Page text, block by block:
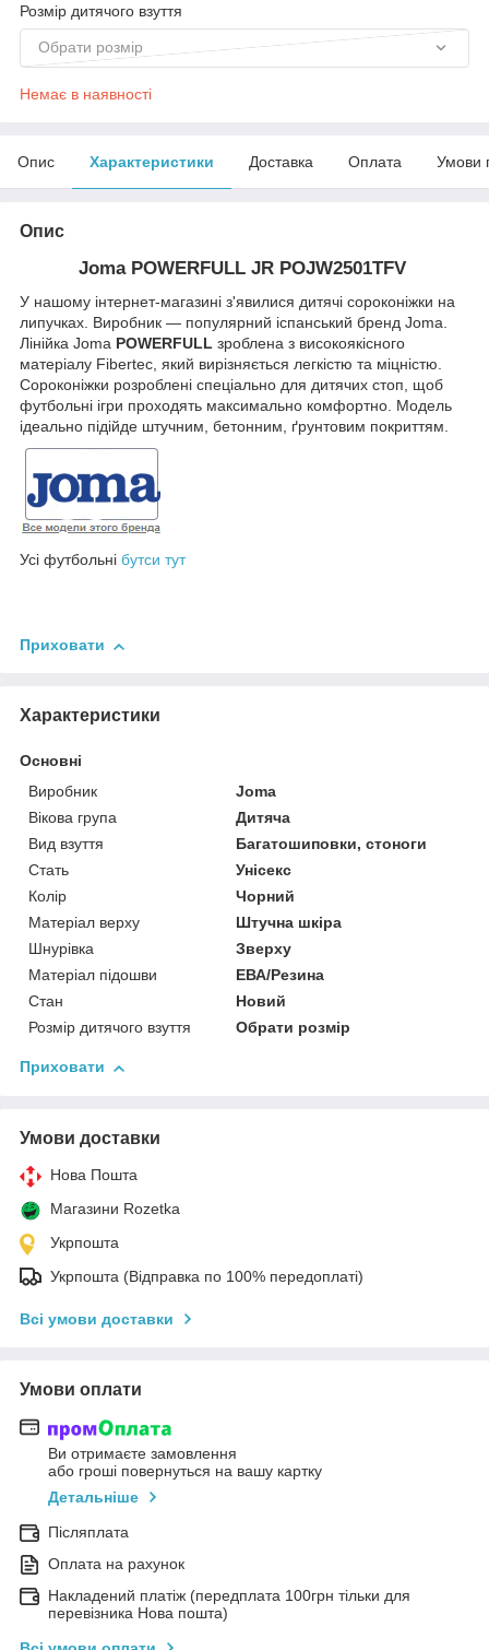
Розмір дитячого взуття
Обрати розмір
Немає в наявності
Опис Характеристики Доставка Оплата Умови
Опис
Joma POWERFULL JR POJW2501TFV
У нашому інтернет-магазині з'явилися дитячі сороконіжки на
липучках. Виробник — популярний іспанський бренд Joma.
Лінійка Joma POWERFULL зроблена з високоякісного
матеріалу Fibertec, який вирізняється легкістю та міцністю.
Сороконіжки розроблені спеціально для дитячих стоп, щоб
футбольні ігри проходять максимально комфортно. Модель
ідеально підійде штучним, бетонним, ґрунтовим покриттям.
Усі футбольні бутси тут
Приховати
Характеристики
Основні
Виробник
Joma
Вікова група
Дитяча
Вид взуття
Багатошиповки, стоноги
Стать
Унісекс
Колір
Чорний
Матеріал верху
Штучна шкіра
Шнурівка
Зверху
Матеріал підошви
ЕВА/Резина
Стан
Новий
Розмір дитячого взуття
Обрати розмір
Приховати
Умови доставки
Нова Пошта
Магазини Rozetka
Укрпошта
Укрпошта (Відправка по 100% передоплаті)
Всі умови доставки
Умови оплати
Ви отримаєте замовлення
або гроші повернуться на вашу картку
Детальніше
Післяплата
Оплата на рахунок
Накладений платіж (передплата 100грн тільки для
перевізника Нова пошта)